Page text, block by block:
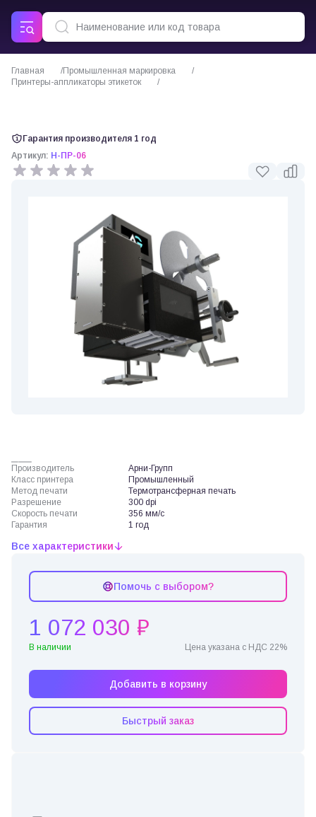
Главная
Промышленная маркировка
Принтеры-аппликаторы этикеток
Гарантия производителя 1 год
Артикул: Н-ПР-06
Производитель
Арни-Групп
Класс принтера
Промышленный
Метод печати
Термотрансферная печать
Разрешение
300 dpi
Скорость печати
356 мм/с
Гарантия
1 год
Все характеристики
Помочь с выбором?
1 072 030 ₽
В наличии Цена указана с НДС 22%
Добавить в корзину
Быстрый заказ